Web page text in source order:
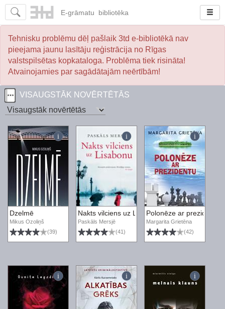
E-grāmatu bibliotēka
Tehnisku problēmu dēļ pašlaik 3td e-bibliotēkā nav
pieejama jaunu lasītāju reģistrācija no Rīgas
valstspilsētas kopkataloga. Problēma tiek risināta!
Atvainojamies par sagādātajām neērtībām!
VISAUGSTĀK NOVĒRTĒTĀS
Dzelmē
Mikus Ozoliņš
(39)
Nakts vilciens uz Lisabonu
Paskāls Mersjē
(41)
Polonēze ar prezidentu
Margarita Grietēna
(42)